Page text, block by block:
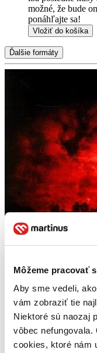
Môžeme pracovať
Aby sme vedeli,
vám zobraziť tie
Niektoré sú naozaj
vôbec
cookies, ktoré nám
možné, že bude
ponáhľajte sa!
Vložiť do košíka
Ďalšie formáty